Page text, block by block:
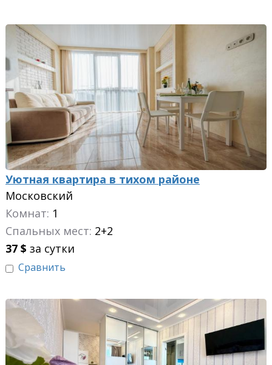
Уютная квартира в тихом районе
Московский
Комнат: 1
Спальных мест: 2+2
37 $ за сутки
Сравнить